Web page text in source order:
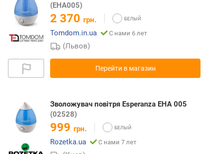
(EHA005)
2 370 грн.
Tomdom.in.ua
С нами 6 лет
(Львов)
Перейти в магазин
Зволожувач повітря Esperanza EHA 005
(02528)
999 грн.
Rozetka.ua
С нами 7 лет